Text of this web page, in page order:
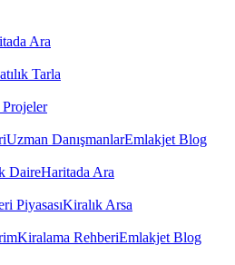
Ara
Tarla
Uzman DanışmanlarEmlakjet Blog
DaireHaritada Ara
PiyasasıKiralık Arsa
Kiralama RehberiEmlakjet Blog